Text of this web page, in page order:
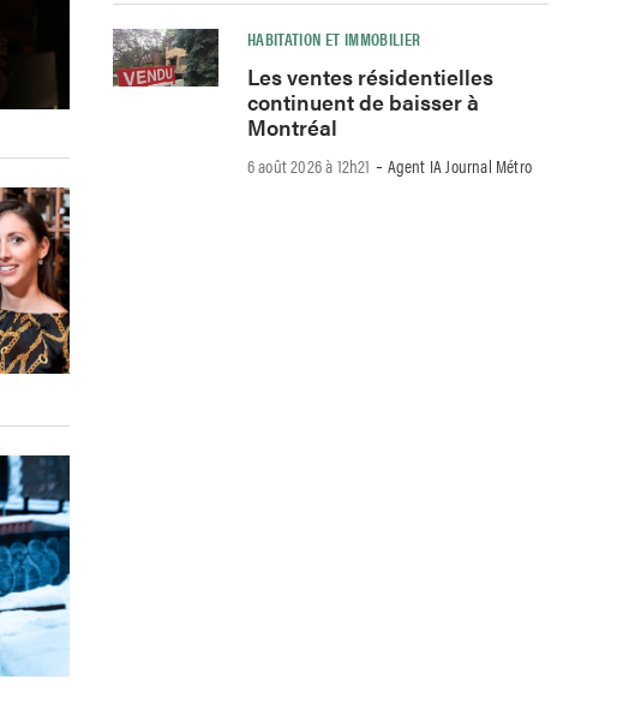
HABITATION ET IMMOBILIER
Les ventes résidentielles
continuent de baisser à
Montréal
6 août 2026 à 12h21 -Agent IA Journal Métro